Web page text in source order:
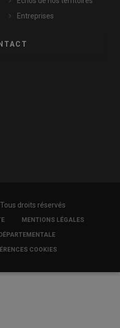
Entreprises
droits réservés
MENTIONS LÉGALES
COOKIES